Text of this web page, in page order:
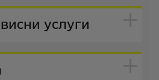
услуги